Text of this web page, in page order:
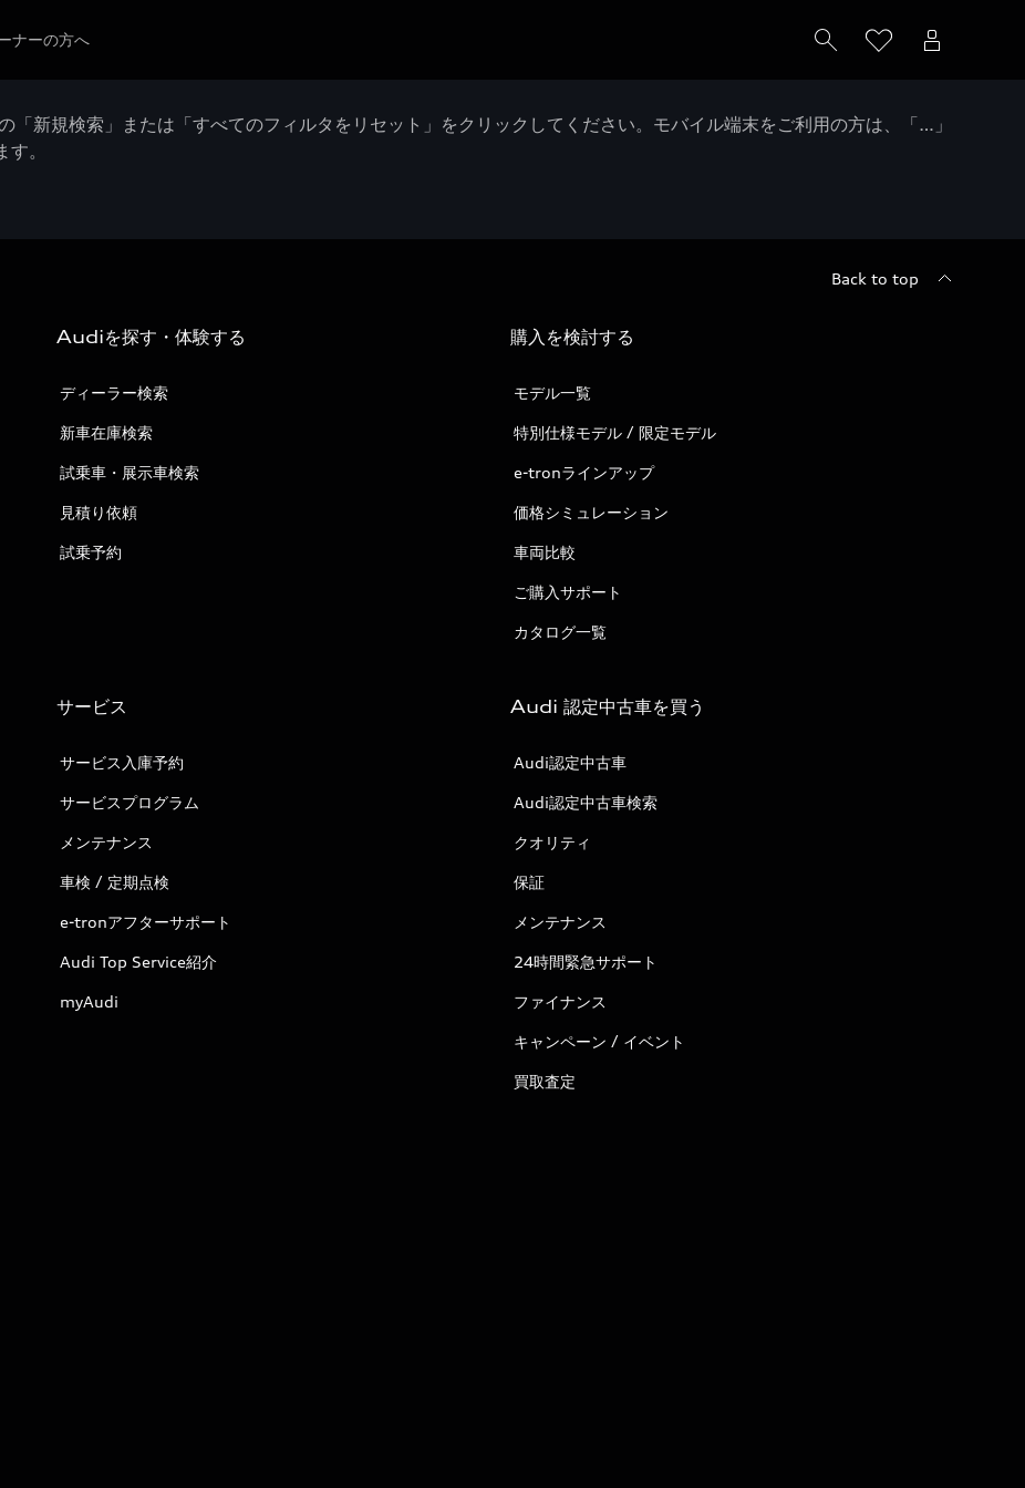
ナーの方へ
新規検索」または「すべてのフィルタをリセット」をクリックしてください。モバイル端末をご利用の方は、「…」
。
Back to top
Audiを探す・体験する
ディーラー検索
新車在庫検索
試乗車・展示車検索
見積り依頼
試乗予約
購入を検討する
モデル一覧
特別仕様モデル / 限定モデル
e-tronラインアップ
価格シミュレーション
車両比較
ご購入サポート
カタログ一覧
サービス
サービス入庫予約
サービスプログラム
メンテナンス
車検 / 定期点検
e-tronアフターサポート
Audi Top Service紹介
myAudi
Audi 認定中古車を買う
Audi認定中古車
Audi認定中古車検索
クオリティ
保証
メンテナンス
24時間緊急サポート
ファイナンス
キャンペーン / イベント
買取査定